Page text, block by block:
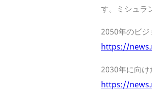
す。ミシュラ
2050年のビジ
https://
2030年に向け
https://